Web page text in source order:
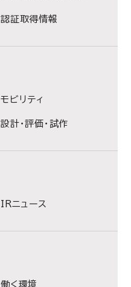
認証取得情報
モビリティ
設計・評価・試作
IRニュース
働く環境